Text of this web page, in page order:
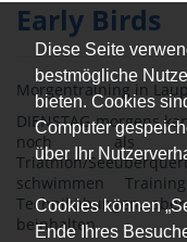
Diese Seite
bestmögliche
bieten. Cookies
Computer
über Ihr
Cookies können
Ende Ihres
Early Birds
Morgentraining in
DIENSTAG morgens
noch als
Triathlon/
schwimmen
Technikübungen,
beinhalten.